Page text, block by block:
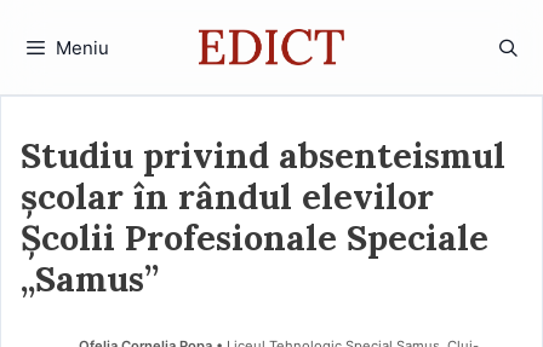
Meniu
Studiu privind absenteismul
școlar în rândul elevilor
Școlii Profesionale Speciale
„Samus”